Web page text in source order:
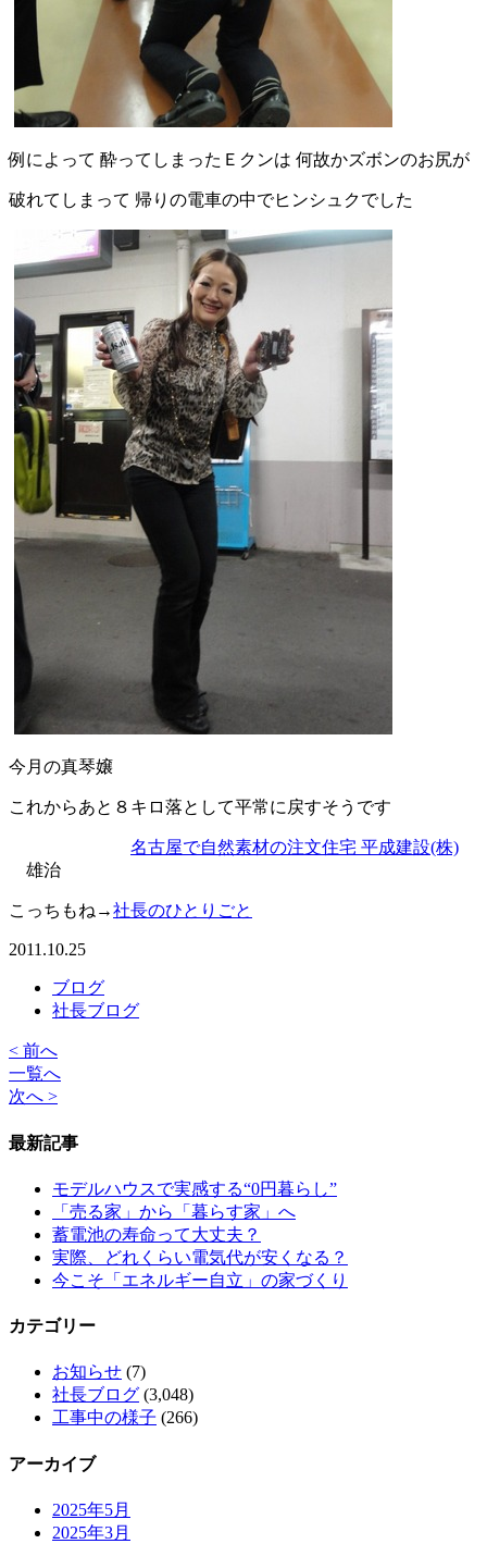
例によって 酔ってしまったＥクンは 何故かズボンのお尻が
破れてしまって 帰りの電車の中でヒンシュクでした
今月の真琴嬢
これからあと８キロ落として平常に戻すそうです
名古屋で自然素材の注文住宅 平成建設(株)
雄治
こっちもね→社長のひとりごと
2011.10.25
ブログ
社長ブログ
< 前へ
一覧へ
次へ >
最新記事
モデルハウスで実感する“0円暮らし”
「売る家」から「暮らす家」へ
蓄電池の寿命って大丈夫？
実際、どれくらい電気代が安くなる？
今こそ「エネルギー自立」の家づくり
カテゴリー
お知らせ (7)
社長ブログ (3,048)
工事中の様子 (266)
アーカイブ
2025年5月
2025年3月